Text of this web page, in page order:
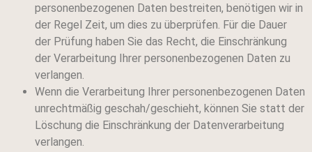
personenbezogenen Daten bestreiten, benötigen wir in
der Regel Zeit, um dies zu überprüfen. Für die Dauer
der Prüfung haben Sie das Recht, die Einschränkung
der Verarbeitung Ihrer personenbezogenen Daten zu
verlangen.
Wenn die Verarbeitung Ihrer personenbezogenen Daten
unrechtmäßig geschah/geschieht, können Sie statt der
Löschung die Einschränkung der Datenverarbeitung
verlangen.